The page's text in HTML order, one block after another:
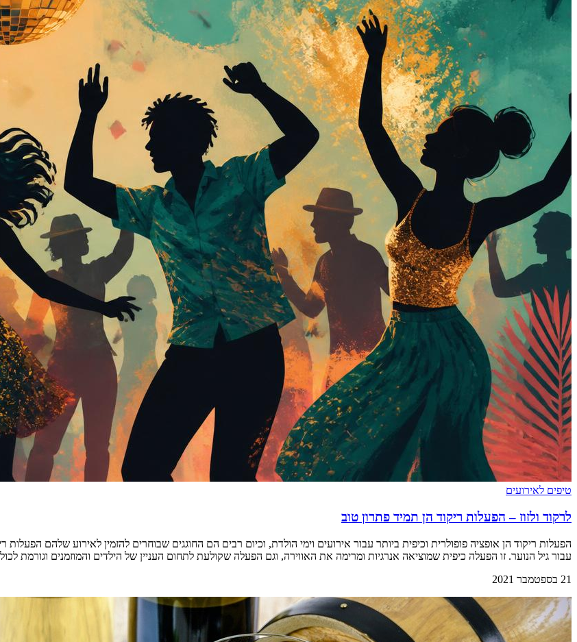
טיפים לאירועים
לרקוד ולזוז – הפעלות ריקוד הן תמיד פתרון טוב
הפעלות ריקוד הן אופציה פופולרית וכיפית ביותר עבור אירועים וימי הולדת, וכיום רבים הם החוגגים שבוחרים להזמין לאירוע שלהם
עבור גיל הנוער. זו הפעלה כיפית שמוציאה אנרגיות ומרימה את האווירה, וגם הפעלה שקולעת לתחום העניין של הילדים והמוזמנים וגורמת
21 בספטמבר 2021